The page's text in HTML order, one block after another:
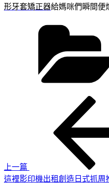
形牙套矯正器給媽咪們瞬間便
上一篇
這裡影印機出租創造日式抓周